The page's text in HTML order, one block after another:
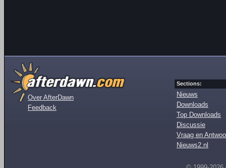
Over AfterDawn
Feedback
Sections:
Nieuws
Downloads
Top Downloads
Discussie
Vraag en
Nieuws2.nl